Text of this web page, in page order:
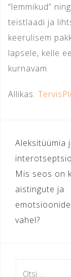
“lemmikud”
teistlaadi ja
keerulisem
lapsele, kelle
kurnavam.
Allikas:
Aleksitüümia
Mis seos on
aistingute ja
vahel?